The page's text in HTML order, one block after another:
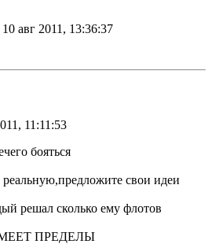
10 авг 2011, 13:36:37
11:11:53
бояться
свои идеи
решал сколько ему флотов
ПРЕДЕЛЫ